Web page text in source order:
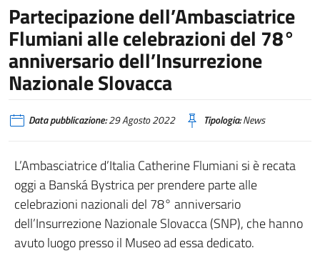
Partecipazione dell’Ambasciatrice
Flumiani alle celebrazioni del 78°
anniversario dell’Insurrezione
Nazionale Slovacca
Data pubblicazione:29 Agosto 2022 Tipologia:News
L’Ambasciatrice d’Italia Catherine Flumiani si è recata
oggi a Banská Bystrica per prendere parte alle
celebrazioni nazionali del 78° anniversario
dell’Insurrezione Nazionale Slovacca (SNP), che hanno
avuto luogo presso il Museo ad essa dedicato.